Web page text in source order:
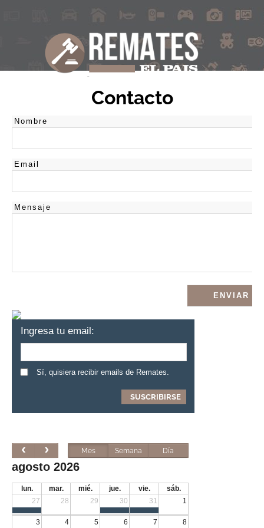
Contacto
Nombre
Email
Mensaje
Ingresa tu email:
Sí, quisiera recibir emails de Remates.
Mes Semana Día
agosto 2026
lun. mar. mié. jue. vie.
sáb.
27
28 29 30 31 1
3 4 5 6 7 8